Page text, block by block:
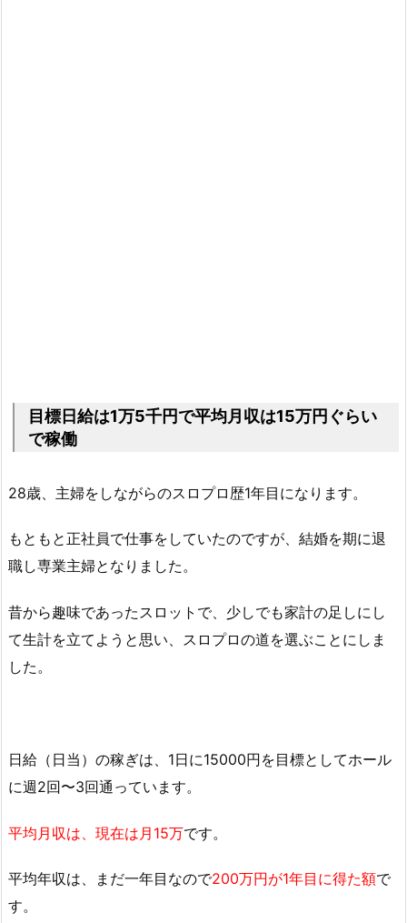
目標日給は1万5千円で平均月収は15万円ぐらい
で稼働
28歳、主婦をしながらのスロプロ歴1年目になります。
もともと正社員で仕事をしていたのですが、結婚を期に退
職し専業主婦となりました。
昔から趣味であったスロットで、少しでも家計の足しにし
て生計を立てようと思い、スロプロの道を選ぶことにしま
した。
日給（日当）の稼ぎは、1日に15000円を目標としてホール
に週2回〜3回通っています。
平均月収は、現在は月15万です。
平均年収は、まだ一年目なので200万円が1年目に得た額で
す。